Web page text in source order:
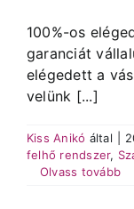
100%-os
garanciát
elégedett a
velünk [...]
Kiss Anikó által
felhő rendszer,
Olvass tovább